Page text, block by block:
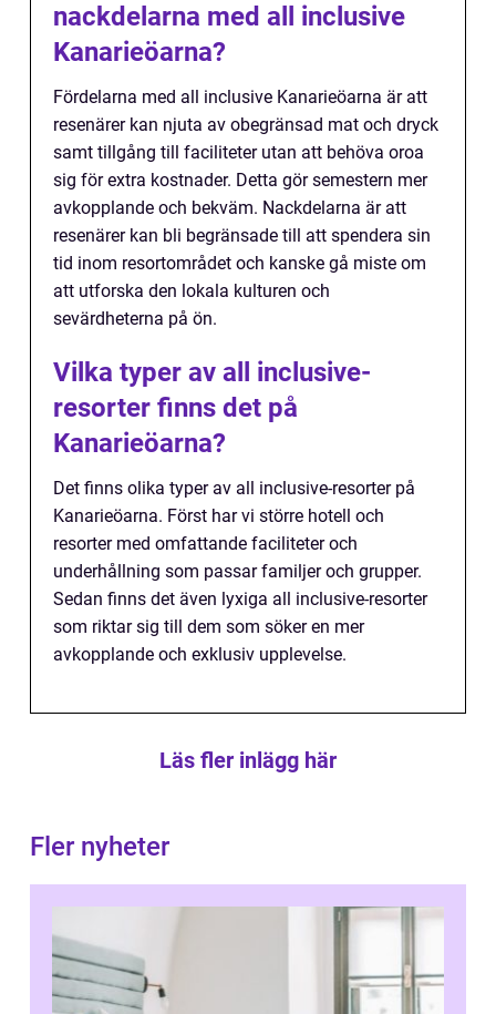
nackdelarna med all inclusive
Kanarieöarna?
Fördelarna med all inclusive Kanarieöarna är att
resenärer kan njuta av obegränsad mat och dryck
samt tillgång till faciliteter utan att behöva oroa
sig för extra kostnader. Detta gör semestern mer
avkopplande och bekväm. Nackdelarna är att
resenärer kan bli begränsade till att spendera sin
tid inom resortområdet och kanske gå miste om
att utforska den lokala kulturen och
sevärdheterna på ön.
Vilka typer av all inclusive-
resorter finns det på
Kanarieöarna?
Det finns olika typer av all inclusive-resorter på
Kanarieöarna. Först har vi större hotell och
resorter med omfattande faciliteter och
underhållning som passar familjer och grupper.
Sedan finns det även lyxiga all inclusive-resorter
som riktar sig till dem som söker en mer
avkopplande och exklusiv upplevelse.
Läs fler inlägg här
Fler nyheter